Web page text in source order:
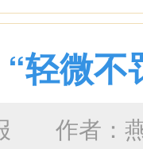
轻微
报 作者：